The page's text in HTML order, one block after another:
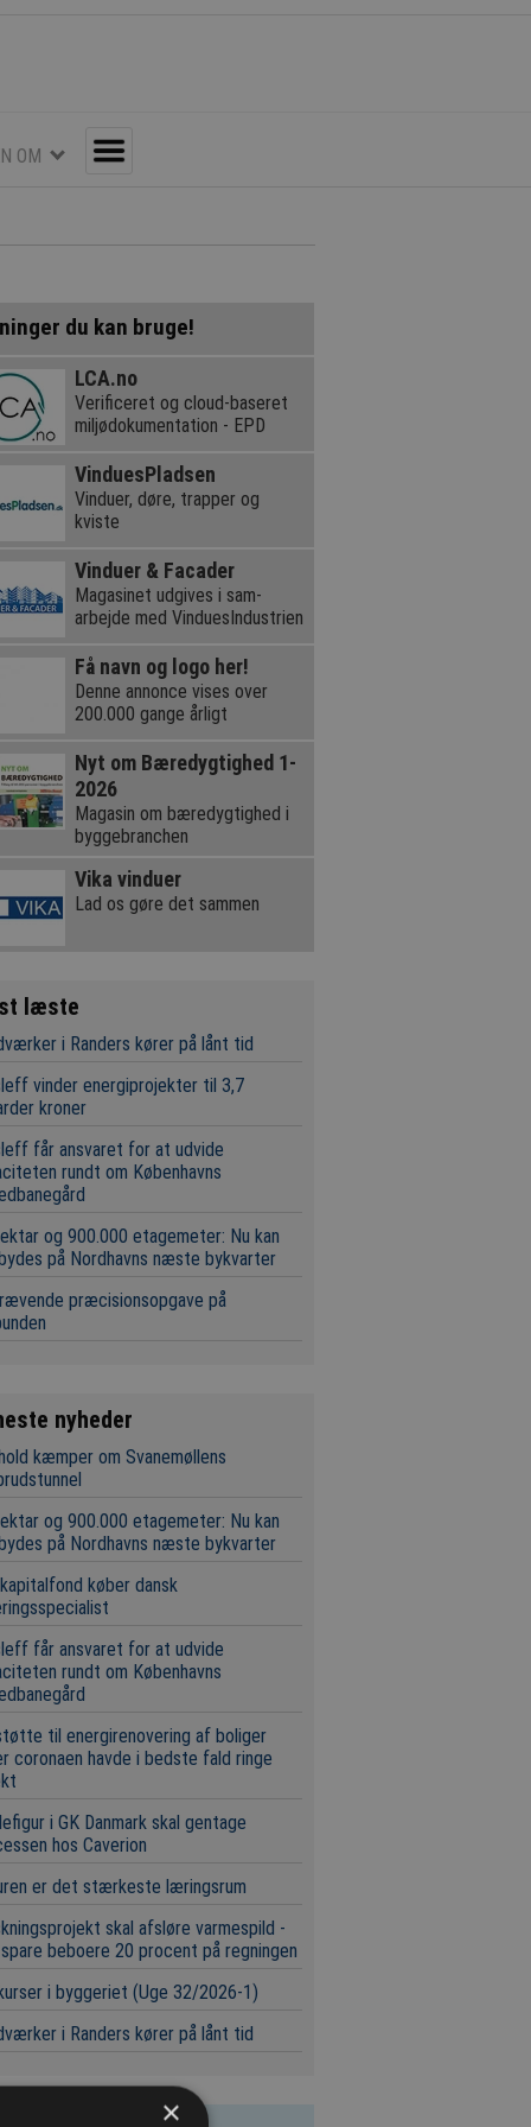
OM
du kan bruge!
LCA.no
Verificeret og cloud-baseret
miljødokumentation - EPD
VinduesPladsen
Vinduer, døre, trapper og
kviste
Vinduer & Facader
Magasinet udgives i sam-
arbejde med VinduesIndustrien
Få navn og logo her!
Denne annonce vises over
200.000 gange årligt
Nyt om Bæredygtighed 1-
2026
Magasin om bæredygtighed i
byggebranchen
Vika vinduer
Lad os gøre det sammen
læste
i Randers kører på lånt tid
vinder energiprojekter til 3,7
kroner
får ansvaret for at udvide
rundt om Københavns
og 900.000 etagemeter: Nu kan
på Nordhavns næste bykvarter
præcisionsopgave på
nyheder
kæmper om Svanemøllens
og 900.000 etagemeter: Nu kan
på Nordhavns næste bykvarter
køber dansk
får ansvaret for at udvide
rundt om Københavns
til energirenovering af boliger
coronaen havde i bedste fald ringe
i GK Danmark skal gentage
hos Caverion
er det stærkeste læringsrum
skal afsløre varmespild -
beboere 20 procent på regningen
i byggeriet (Uge 32/2026-1)
i Randers kører på lånt tid
×